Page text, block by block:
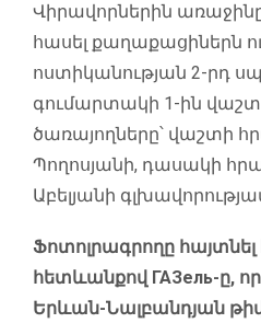
Վիրավորներին առաջինը
հասել քաղաքացիներն
ոստիկանության 2-րդ
գումարտակի 1-ին
ծառայողները՝ վաշտի
Պողոսյանի, դասակի
Աբելյանի
Ֆոտոլրագրողը
հետևանքով ГАЗель-ը,
Երևան-Նալբանդյան թիվ